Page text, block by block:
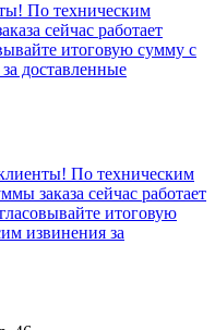
По техническим
сейчас работает
итоговую сумму с
доставленные
По техническим
заказа сейчас работает
итоговую
извинения за